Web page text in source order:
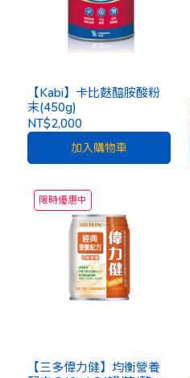
【Kabi】卡比麩醯胺酸粉
末(450g)
NT$2,000
加入購物車
限時優惠中
【三多偉力健】均衡營養